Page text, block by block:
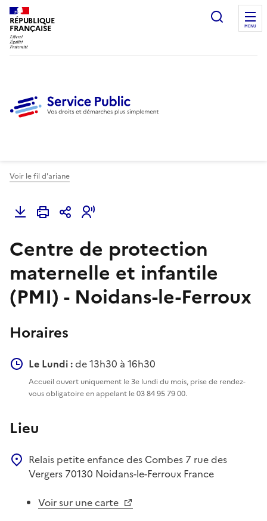
RÉPUBLIQUE
FRANÇAISE
Ouvrir
MENU
Voir le fil d'ariane
Centre de protection
maternelle et infantile
(PMI) - Noidans-le-Ferroux
Horaires
Le Lundi :de 13h30 à 16h30
Accueil ouvert uniquement le 3e lundi du mois, prise de rendez-
vous obligatoire en appelant le 03 84 95 79 00.
Lieu
Relais petite enfance des Combes 7 rue des
Vergers 70130 Noidans-le-Ferroux France
Voir sur une carte